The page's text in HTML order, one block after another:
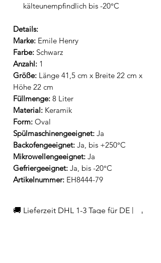
kälteunempfindlich bis -20°C
Details:
Marke: Emile Henry
Farbe: Schwarz
Anzahl: 1
Größe: Länge 41,5 cm x Breite 22 cm x
Höhe 22 cm
Füllmenge: 8 Liter
Material: Keramik
Form: Oval
Spülmaschinengeeignet: Ja
Backofengeeignet: Ja, bis +250°C
Mikrowellengeeignet: Ja
Gefriergeeignet: Ja, bis -20°C
Artikelnummer: EH8444-79
🚚 Lieferzeit DHL 1-3 Tage für DE |